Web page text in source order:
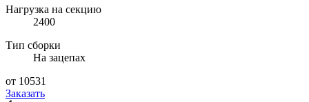
Нагрузка на секцию
2400
Тип сборки
На зацепах
от 10531
Заказать